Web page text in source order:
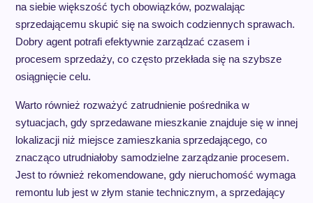
na siebie większość tych obowiązków, pozwalając
sprzedającemu skupić się na swoich codziennych sprawach.
Dobry agent potrafi efektywnie zarządzać czasem i
procesem sprzedaży, co często przekłada się na szybsze
osiągnięcie celu.
Warto również rozważyć zatrudnienie pośrednika w
sytuacjach, gdy sprzedawane mieszkanie znajduje się w innej
lokalizacji niż miejsce zamieszkania sprzedającego, co
znacząco utrudniałoby samodzielne zarządzanie procesem.
Jest to również rekomendowane, gdy nieruchomość wymaga
remontu lub jest w złym stanie technicznym, a sprzedający